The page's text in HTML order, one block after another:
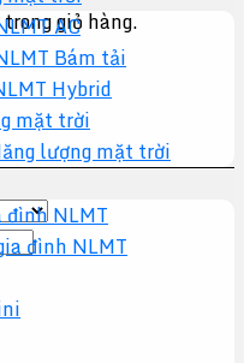
giỏ hàng.
AC
Bám tải
Hybrid
mặt trời
lượng mặt trời
NLMT
đình NLMT